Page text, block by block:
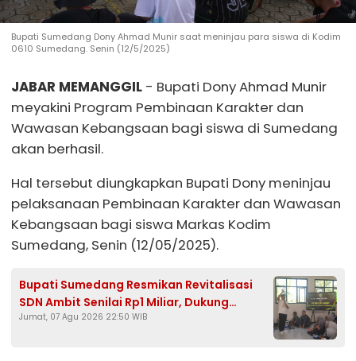
Bupati Sumedang Dony Ahmad Munir saat meninjau para siswa di Kodim
0610 Sumedang. Senin (12/5/2025)
JABAR MEMANGGIL - Bupati Dony Ahmad Munir
meyakini Program Pembinaan Karakter dan
Wawasan Kebangsaan bagi siswa di Sumedang
akan berhasil.
Hal tersebut diungkapkan Bupati Dony meninjau
pelaksanaan Pembinaan Karakter dan Wawasan
Kebangsaan bagi siswa Markas Kodim
Sumedang, Senin (12/05/2025).
Bupati Sumedang Resmikan Revitalisasi
SDN Ambit Senilai Rp1 Miliar, Dukung
Program Presiden Prabowo
Jumat, 07 Agu 2026 22:50 WIB